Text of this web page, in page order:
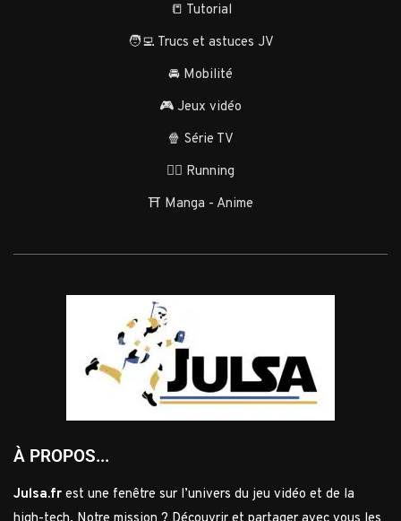
📒 Tutorial
🧑‍💻 Trucs et astuces JV
🚘 Mobilité
🎮 Jeux vidéo
🍿 Série TV
🏃‍♂️ Running
⛩️ Manga - Anime
À PROPOS...
Julsa.fr est une fenêtre sur l’univers du jeu vidéo et de la